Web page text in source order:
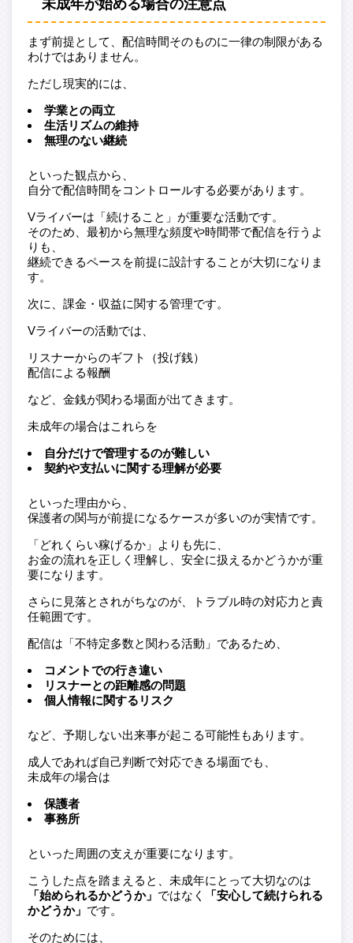
未成年が始める場合の注意点
まず前提として、配信時間そのものに一律の制限がある
わけではありません。
ただし現実的には、
学業との両立
生活リズムの維持
無理のない継続
といった観点から、
自分で配信時間をコントロールする必要があります。
Vライバーは「続けること」が重要な活動です。
そのため、最初から無理な頻度や時間帯で配信を行うよ
りも、
継続できるペースを前提に設計することが大切になりま
す。
次に、課金・収益に関する管理です。
Vライバーの活動では、
リスナーからのギフト（投げ銭）
配信による報酬
など、金銭が関わる場面が出てきます。
未成年の場合はこれらを
自分だけで管理するのが難しい
契約や支払いに関する理解が必要
といった理由から、
保護者の関与が前提になるケースが多いのが実情です。
「どれくらい稼げるか」よりも先に、
お金の流れを正しく理解し、安全に扱えるかどうかが重
要になります。
さらに見落とされがちなのが、トラブル時の対応力と責
任範囲です。
配信は「不特定多数と関わる活動」であるため、
コメントでの行き違い
リスナーとの距離感の問題
個人情報に関するリスク
など、予期しない出来事が起こる可能性もあります。
成人であれば自己判断で対応できる場面でも、
未成年の場合は
保護者
事務所
といった周囲の支えが重要になります。
こうした点を踏まえると、未成年にとって大切なのは
「始められるかどうか」 ではなく
「安心して続けられる
かどうか」 です。
そのためには、